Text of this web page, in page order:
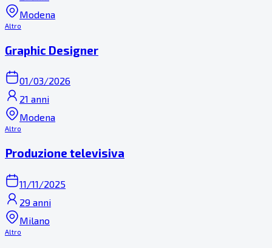
Modena
Altro
Graphic Designer
01/03/2026
21 anni
Modena
Altro
Produzione televisiva
11/11/2025
29 anni
Milano
Altro